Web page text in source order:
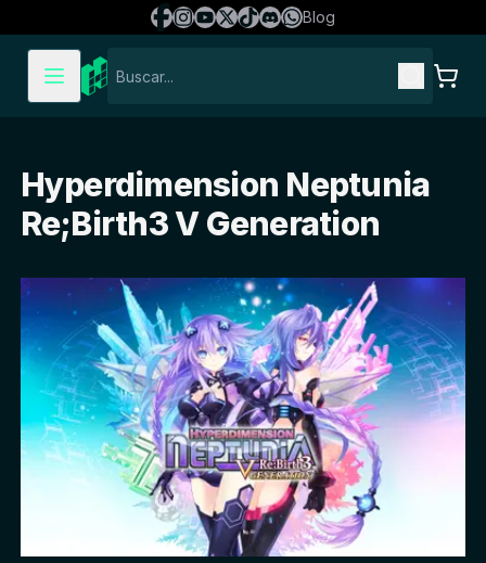
Blog
Hyperdimension Neptunia
Re;Birth3 V Generation